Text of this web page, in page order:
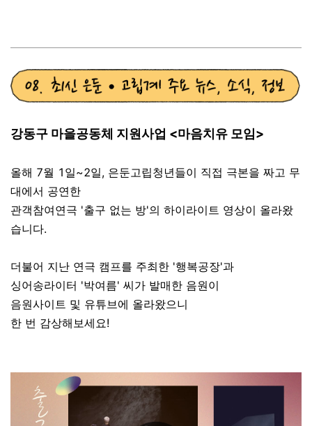
강동구 마을공동체 지원사업 <마음치유 모임>
올해 7월 1일~2일, 은둔고립청년들이 직접 극본을 짜고 무
대에서 공연한
관객참여연극 '출구 없는 방'의 하이라이트 영상이 올라왔
습니다.
더불어 지난 연극 캠프를 주최한 '행복공장'과
싱어송라이터 '박여름' 씨가 발매한 음원이
음원사이트 및 유튜브에 올라왔으니
한 번 감상해보세요!